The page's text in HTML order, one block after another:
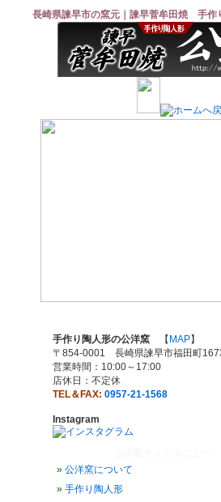
長崎県諫早市の窯元｜諫早菅牟田焼 手作
手作り陶人形の公洋窯 【 MAP】
〒854-0001 長崎県諫早市福田町
営業時間：10:00～17:00
店休日：不定休
TEL＆FAX: 0957-21-1568
Instagram
公洋窯について
手作り陶人形